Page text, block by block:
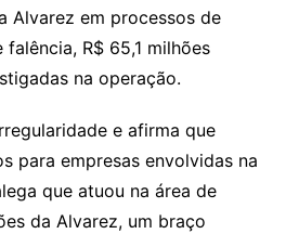
Alvarez em processos de
R$ 65,1 milhões
na operação.
e afirma que
para empresas envolvidas na
que atuou na área de
da Alvarez, um braço